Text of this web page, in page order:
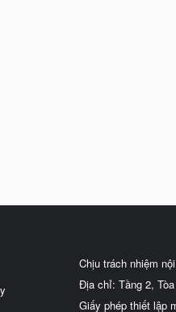
Chịu trách nhiệm
Địa chỉ: Tầng 2,
Giấy phép thiết lập